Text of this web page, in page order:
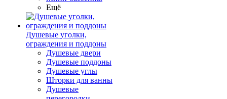
Ещё
Душевые уголки,
ограждения и поддоны
Душевые двери
Душевые поддоны
Душевые углы
Шторки для ванны
Душевые